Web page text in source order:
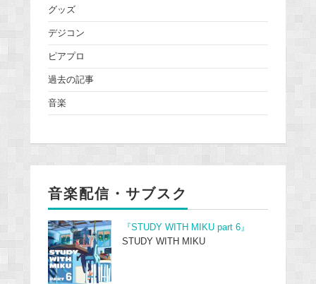
グッズ
デジコン
ピアプロ
過去の記事
音楽
音楽配信・サブスク
『STUDY WITH MIKU part 6』
STUDY WITH MIKU